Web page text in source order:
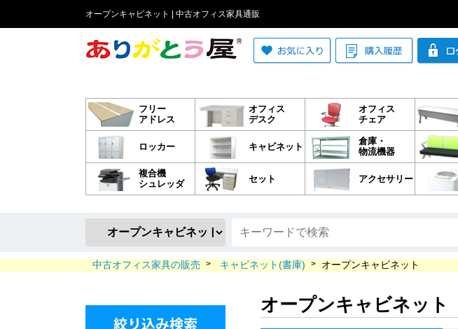
オープンキャビネット | 中古オフィス家具通販
フリー
アドレス
オフィス
デスク
オフィス
チェア
ロッカー キャビネット
倉庫・
物流機器
複合機
シュレッダ
セット アクセサリー
中古オフィス家具の販売 > キャビネット(書庫) > オープンキャビネット
オープンキャビネット